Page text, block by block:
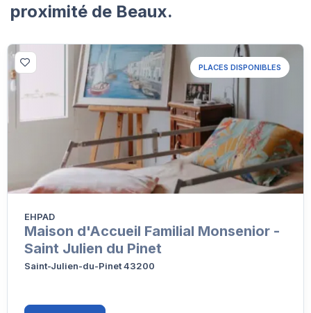
proximité de Beaux.
PLACES DISPONIBLES
EHPAD
Maison d'Accueil Familial Monsenior -
Saint Julien du Pinet
Saint-Julien-du-Pinet 43200